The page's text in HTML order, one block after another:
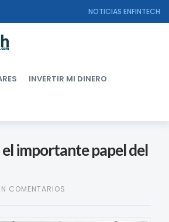
NOTICIAS ENFINTECH
INVERTIR MI DINERO
importante papel del
COMENTARIOS